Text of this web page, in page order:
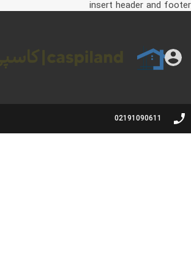
insert header and footer
02191090611